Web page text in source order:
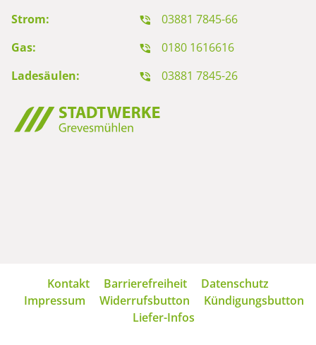
Strom:
03881 7845-66
Gas:
0180 1616616
Ladesäulen:
03881 7845-26
Navigation
überspringen
Kontakt Barrierefreiheit
Datenschutz
Impressum
Widerrufsbutton
Kündigungsbutton
Liefer-Infos